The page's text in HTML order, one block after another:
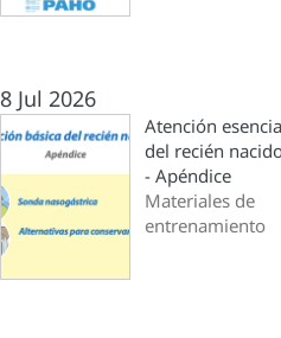
8 Jul 2026
Atención
del recién
- Apéndice
Materiales de
entrenamiento